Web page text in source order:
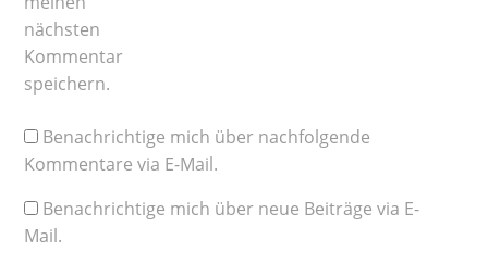
nächsten
Kommentar
speichern.
Benachrichtige mich über nachfolgende
Kommentare via E-Mail.
Benachrichtige mich über neue Beiträge via E-
Mail.